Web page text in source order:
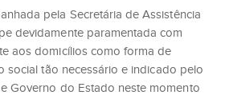
pela Secretária de Assistência
devidamente paramentada com
aos domicílios como forma de
social tão necessário e indicado pelo
Governo do Estado neste momento